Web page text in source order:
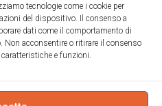
tecnologie come i cookie per
del dispositivo. Il consenso a
dati come il comportamento di
acconsentire o ritirare il consenso
e funzioni.
de' Paoli-Diocesi
11 (chiesa)